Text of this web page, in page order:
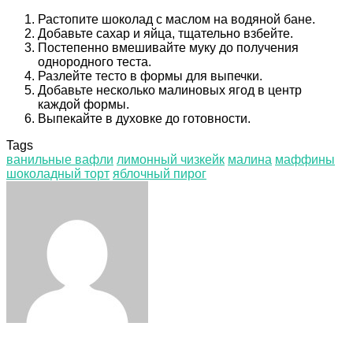
Растопите шоколад с маслом на водяной бане.
Добавьте сахар и яйца, тщательно взбейте.
Постепенно вмешивайте муку до получения
однородного теста.
Разлейте тесто в формы для выпечки.
Добавьте несколько малиновых ягод в центр
каждой формы.
Выпекайте в духовке до готовности.
Tags
ванильные вафли лимонный чизкейк малина маффины
шоколадный торт яблочный пирог